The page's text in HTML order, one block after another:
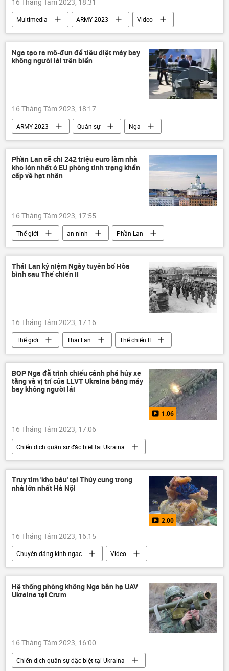
Multimedia ARMY 2023
Video
Quân sự
Việt Nam
công nghiệp quốc phòng
Nga
Hợp tác Nga-Việt
Nga tạo ra mô-đun để tiêu diệt máy bay
không người lái trên biển
16 Tháng Tám 2023, 18:17
ARMY 2023 Quân sự
Nga
hợp tác quân sự-kỹ thuật
"Rostec"
Phần Lan sẽ chi 242 triệu euro làm nhà
kho lớn nhất ở EU phòng tình trạng khẩn
cấp về hạt nhân
16 Tháng Tám 2023, 17:55
Thế giới an ninh
Phần Lan
Liên minh châu Âu
Châu Âu
Vấn đề hạt nhân
Thái Lan kỷ niệm Ngày tuyên bố Hòa
bình sau Thế chiến II
16 Tháng Tám 2023, 17:16
Thế giới Thái Lan
Thế chiến II
Xã hội
Nhật Bản
BQP Nga đã trình chiếu cảnh phá hủy xe
tăng và vị trí của LLVT Ukraina bằng máy
bay không người lái
1:06
16 Tháng Tám 2023, 17:06
Chiến dịch quân sự đặc biệt tại Ukraina
Video
Ukraina
Cuộc khủng hoảng ở Ukraina
Nga
Quân sự
máy bay không người lái
Sáp nhập DNR, LNR, Zaporozhye và Kherson vào Nga
Zaporozhye
Donbass
Truy tìm 'kho báu' tại Thủy cung trong
nhà lớn nhất Hà Nội
2:00
16 Tháng Tám 2023, 16:15
Chuyện đáng kinh ngạc
Video
thủy cung
Việt Nam
Hà Nội
Lotte
sinh vật biển
Hệ thống phòng không Nga bắn hạ UAV
Ukraina tại Crưm
16 Tháng Tám 2023, 16:00
Chiến dịch quân sự đặc biệt tại Ukraina